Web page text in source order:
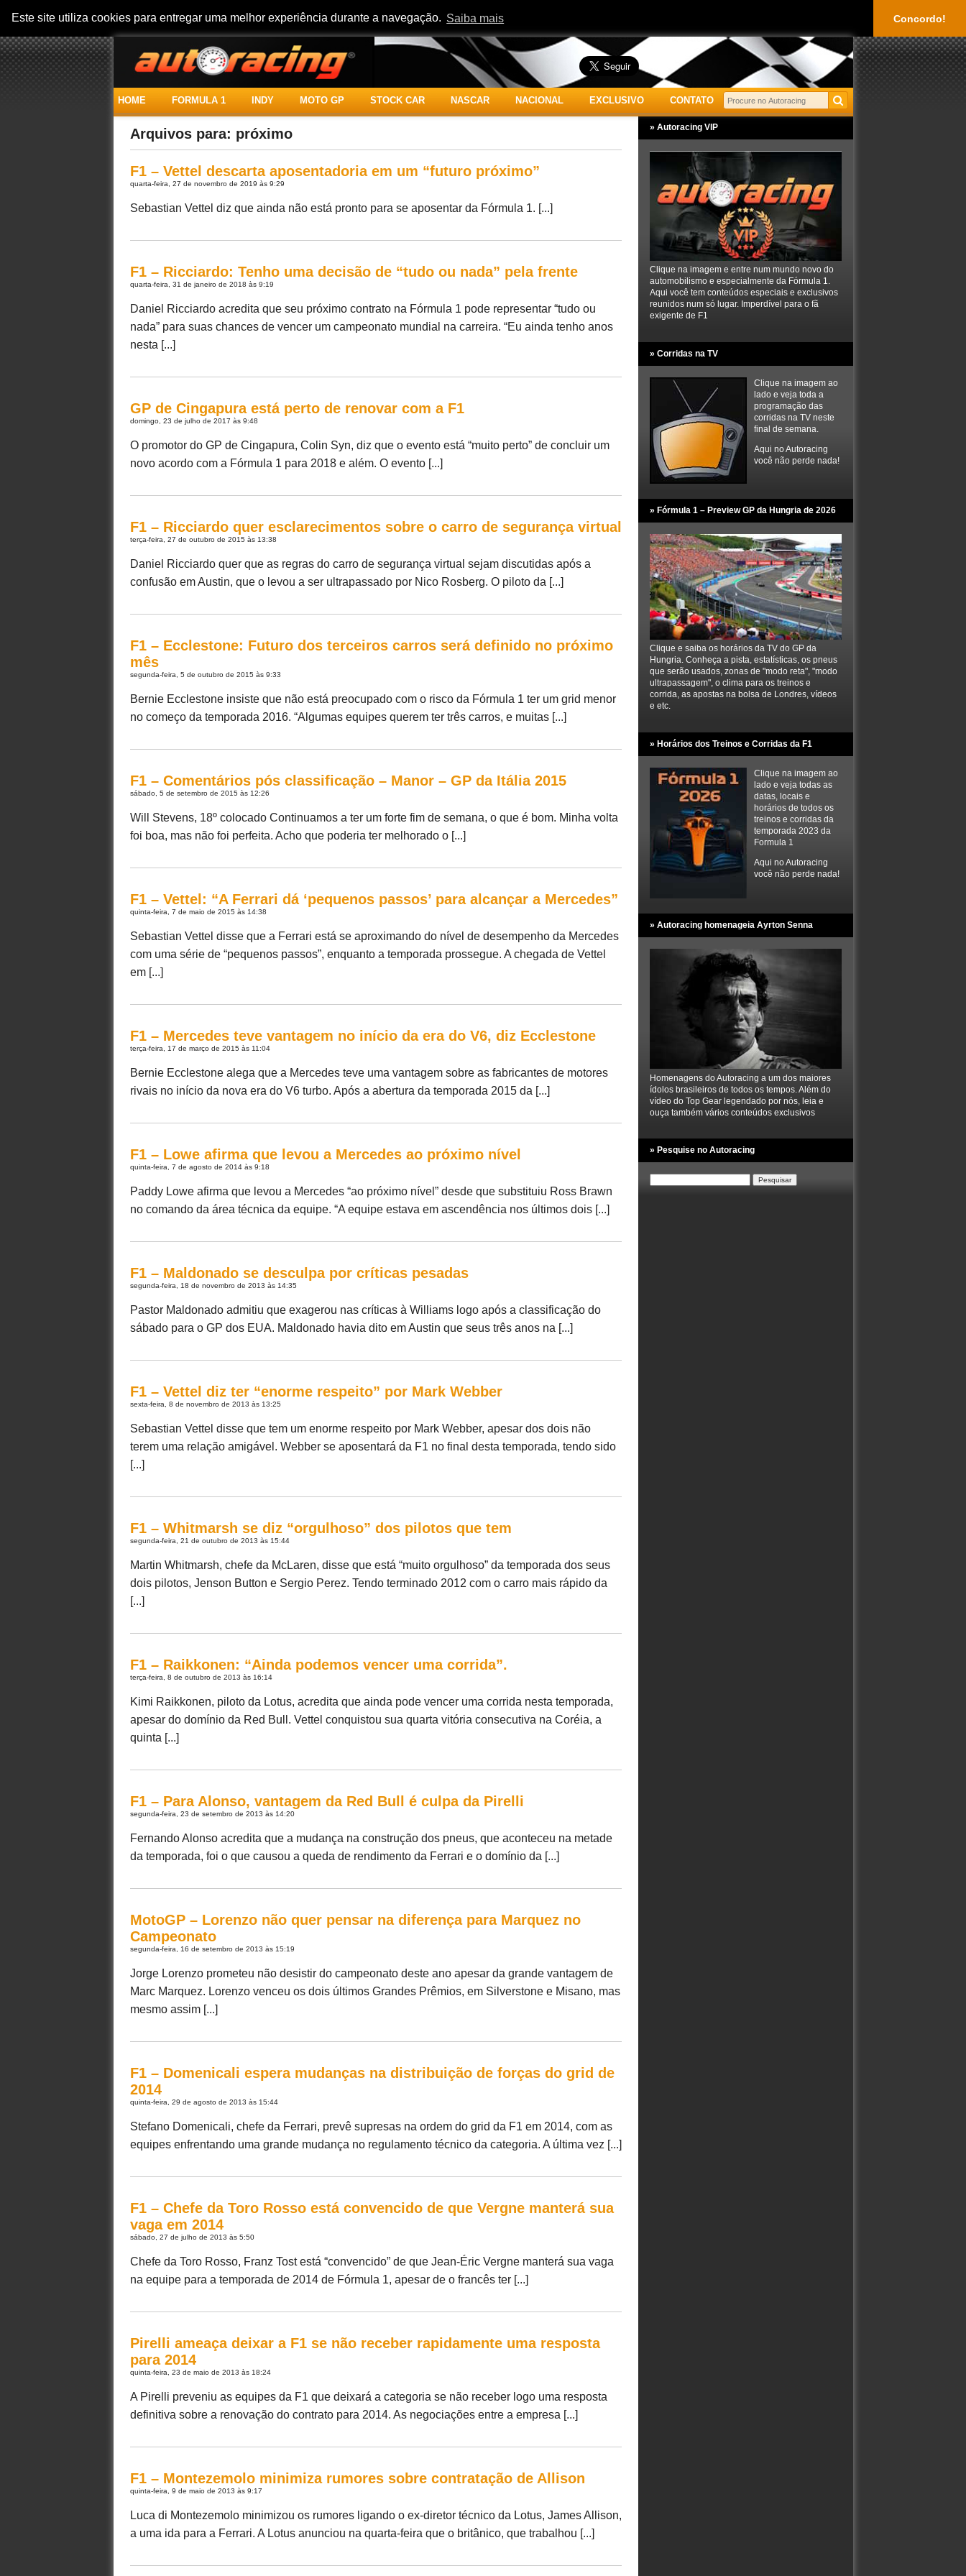
Este site utiliza cookies para entregar uma melhor experiência durante a navegação. Saiba mais Concordo!
HOME FORMULA 1 INDY MOTO GP STOCK CAR NASCAR NACIONAL EXCLUSIVO CONTATO
Arquivos para: próximo
F1 – Vettel descarta aposentadoria em um “futuro próximo”
quarta-feira, 27 de novembro de 2019 às 9:29
Sebastian Vettel diz que ainda não está pronto para se aposentar da Fórmula 1. [...]
F1 – Ricciardo: Tenho uma decisão de “tudo ou nada” pela frente
quarta-feira, 31 de janeiro de 2018 às 9:19
Daniel Ricciardo acredita que seu próximo contrato na Fórmula 1 pode representar “tudo ou
nada” para suas chances de vencer um campeonato mundial na carreira. “Eu ainda tenho anos
nesta [...]
GP de Cingapura está perto de renovar com a F1
domingo, 23 de julho de 2017 às 9:48
O promotor do GP de Cingapura, Colin Syn, diz que o evento está “muito perto” de concluir um
novo acordo com a Fórmula 1 para 2018 e além. O evento [...]
F1 – Ricciardo quer esclarecimentos sobre o carro de segurança virtual
terça-feira, 27 de outubro de 2015 às 13:38
Daniel Ricciardo quer que as regras do carro de segurança virtual sejam discutidas após a
confusão em Austin, que o levou a ser ultrapassado por Nico Rosberg. O piloto da [...]
F1 – Ecclestone: Futuro dos terceiros carros será definido no próximo
mês
segunda-feira, 5 de outubro de 2015 às 9:33
Bernie Ecclestone insiste que não está preocupado com o risco da Fórmula 1 ter um grid menor
no começo da temporada 2016. “Algumas equipes querem ter três carros, e muitas [...]
F1 – Comentários pós classificação – Manor – GP da Itália 2015
sábado, 5 de setembro de 2015 às 12:26
Will Stevens, 18º colocado Continuamos a ter um forte fim de semana, o que é bom. Minha volta
foi boa, mas não foi perfeita. Acho que poderia ter melhorado o [...]
F1 – Vettel: “A Ferrari dá ‘pequenos passos’ para alcançar a Mercedes”
quinta-feira, 7 de maio de 2015 às 14:38
Sebastian Vettel disse que a Ferrari está se aproximando do nível de desempenho da Mercedes
com uma série de “pequenos passos”, enquanto a temporada prossegue. A chegada de Vettel
em [...]
F1 – Mercedes teve vantagem no início da era do V6, diz Ecclestone
terça-feira, 17 de março de 2015 às 11:04
Bernie Ecclestone alega que a Mercedes teve uma vantagem sobre as fabricantes de motores
rivais no início da nova era do V6 turbo. Após a abertura da temporada 2015 da [...]
F1 – Lowe afirma que levou a Mercedes ao próximo nível
quinta-feira, 7 de agosto de 2014 às 9:18
Paddy Lowe afirma que levou a Mercedes “ao próximo nível” desde que substituiu Ross Brawn
no comando da área técnica da equipe. “A equipe estava em ascendência nos últimos dois [...]
F1 – Maldonado se desculpa por críticas pesadas
segunda-feira, 18 de novembro de 2013 às 14:35
Pastor Maldonado admitiu que exagerou nas críticas à Williams logo após a classificação do
sábado para o GP dos EUA. Maldonado havia dito em Austin que seus três anos na [...]
F1 – Vettel diz ter “enorme respeito” por Mark Webber
sexta-feira, 8 de novembro de 2013 às 13:25
Sebastian Vettel disse que tem um enorme respeito por Mark Webber, apesar dos dois não
terem uma relação amigável. Webber se aposentará da F1 no final desta temporada, tendo sido
[...]
F1 – Whitmarsh se diz “orgulhoso” dos pilotos que tem
segunda-feira, 21 de outubro de 2013 às 15:44
Martin Whitmarsh, chefe da McLaren, disse que está “muito orgulhoso” da temporada dos seus
dois pilotos, Jenson Button e Sergio Perez. Tendo terminado 2012 com o carro mais rápido da
[...]
F1 – Raikkonen: “Ainda podemos vencer uma corrida”.
terça-feira, 8 de outubro de 2013 às 16:14
Kimi Raikkonen, piloto da Lotus, acredita que ainda pode vencer uma corrida nesta temporada,
apesar do domínio da Red Bull. Vettel conquistou sua quarta vitória consecutiva na Coréia, a
quinta [...]
F1 – Para Alonso, vantagem da Red Bull é culpa da Pirelli
segunda-feira, 23 de setembro de 2013 às 14:20
Fernando Alonso acredita que a mudança na construção dos pneus, que aconteceu na metade
da temporada, foi o que causou a queda de rendimento da Ferrari e o domínio da [...]
MotoGP – Lorenzo não quer pensar na diferença para Marquez no
Campeonato
segunda-feira, 16 de setembro de 2013 às 15:19
Jorge Lorenzo prometeu não desistir do campeonato deste ano apesar da grande vantagem de
Marc Marquez. Lorenzo venceu os dois últimos Grandes Prêmios, em Silverstone e Misano, mas
mesmo assim [...]
F1 – Domenicali espera mudanças na distribuição de forças do grid de
2014
quinta-feira, 29 de agosto de 2013 às 15:44
Stefano Domenicali, chefe da Ferrari, prevê supresas na ordem do grid da F1 em 2014, com as
equipes enfrentando uma grande mudança no regulamento técnico da categoria. A última vez [...]
F1 – Chefe da Toro Rosso está convencido de que Vergne manterá sua
vaga em 2014
sábado, 27 de julho de 2013 às 5:50
Chefe da Toro Rosso, Franz Tost está “convencido” de que Jean-Éric Vergne manterá sua vaga
na equipe para a temporada de 2014 de Fórmula 1, apesar de o francês ter [...]
Pirelli ameaça deixar a F1 se não receber rapidamente uma resposta
para 2014
quinta-feira, 23 de maio de 2013 às 18:24
A Pirelli preveniu as equipes da F1 que deixará a categoria se não receber logo uma resposta
definitiva sobre a renovação do contrato para 2014. As negociações entre a empresa [...]
F1 – Montezemolo minimiza rumores sobre contratação de Allison
quinta-feira, 9 de maio de 2013 às 9:17
Luca di Montezemolo minimizou os rumores ligando o ex-diretor técnico da Lotus, James Allison,
a uma ida para a Ferrari. A Lotus anunciou na quarta-feira que o britânico, que trabalhou [...]
» Autoracing VIP
Clique na imagem e entre num mundo novo do
automobilismo e especialmente da Fórmula 1.
Aqui você tem conteúdos especiais e exclusivos
reunidos num só lugar. Imperdível para o fã
exigente de F1
» Corridas na TV
Clique na imagem ao
lado e veja toda a
programação das
corridas na TV neste
final de semana.
Aqui no Autoracing
você não perde nada!
» Fórmula 1 – Preview GP da Hungria de 2026
Clique e saiba os horários da TV do GP da
Hungria. Conheça a pista, estatísticas, os pneus
que serão usados, zonas de "modo reta", "modo
ultrapassagem", o clima para os treinos e
corrida, as apostas na bolsa de Londres, vídeos
e etc.
» Horários dos Treinos e Corridas da F1
Clique na imagem ao
lado e veja todas as
datas, locais e
horários de todos os
treinos e corridas da
temporada 2023 da
Formula 1
Aqui no Autoracing
você não perde nada!
» Autoracing homenageia Ayrton Senna
Homenagens do Autoracing a um dos maiores
ídolos brasileiros de todos os tempos. Além do
vídeo do Top Gear legendado por nós, leia e
ouça também vários conteúdos exclusivos
» Pesquise no Autoracing
por: